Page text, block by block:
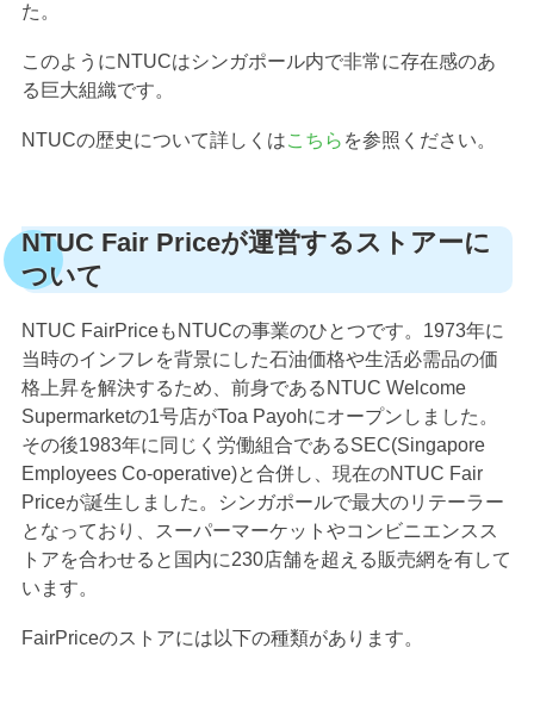
た。
このようにNTUCはシンガポール内で非常に存在感のあ
る巨大組織です。
NTUCの歴史について詳しくはこちら を参照ください。
NTUC Fair Priceが運営するストアーに
ついて
NTUC FairPriceもNTUCの事業のひとつです。1973年に
当時のインフレを背景にした石油価格や生活必需品の価
格上昇を解決するため、前身であるNTUC Welcome
Supermarketの1号店がToa Payohにオープンしました。
その後1983年に同じく労働組合であるSEC(Singapore
Employees Co-operative)と合併し、現在のNTUC Fair
Priceが誕生しました。シンガポールで最大のリテーラー
となっており、スーパーマーケットやコンビニエンスス
トアを合わせると国内に230店舗を超える販売網を有して
います。
FairPriceのストアには以下の種類があります。